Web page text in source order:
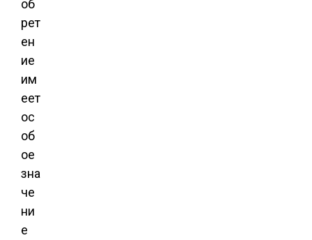
об
рет
ен
ие
им
еет
ос
об
ое
зна
че
ни
е